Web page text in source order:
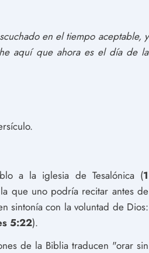
en el tiempo aceptable, y
aquí que ahora es el día de la
a la iglesia de Tesalónica (1
que uno podría recitar antes de
sintonía con la voluntad de Dios:
5:22).
de la Biblia traducen "orar sin